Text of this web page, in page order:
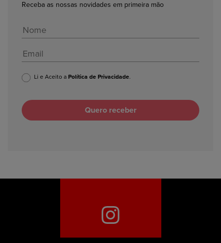
Receba as nossas novidades em primeira mão
Li e Aceito a Política de Privacidade.